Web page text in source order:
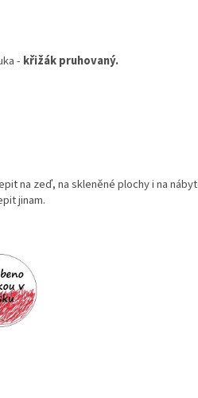
- křižák pruhovaný.
na zeď, na skleněné plochy i na
jinam.